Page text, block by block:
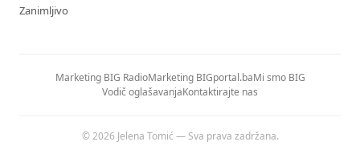
Zanimljivo
Marketing BIG RadioMarketing BIGportal.baMi smo BIG
Vodič oglašavanjaKontaktirajte nas
© 2026 Jelena Tomić — Sva prava zadržana.